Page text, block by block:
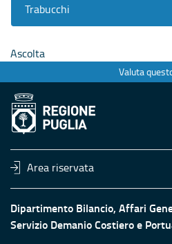
Trabucchi
Ascolta
Valuta
Area riservata
Dipartimento Bilancio, Affari
Servizio Demanio Costiero e